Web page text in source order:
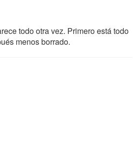
todo otra vez. Primero está todo
menos borrado.